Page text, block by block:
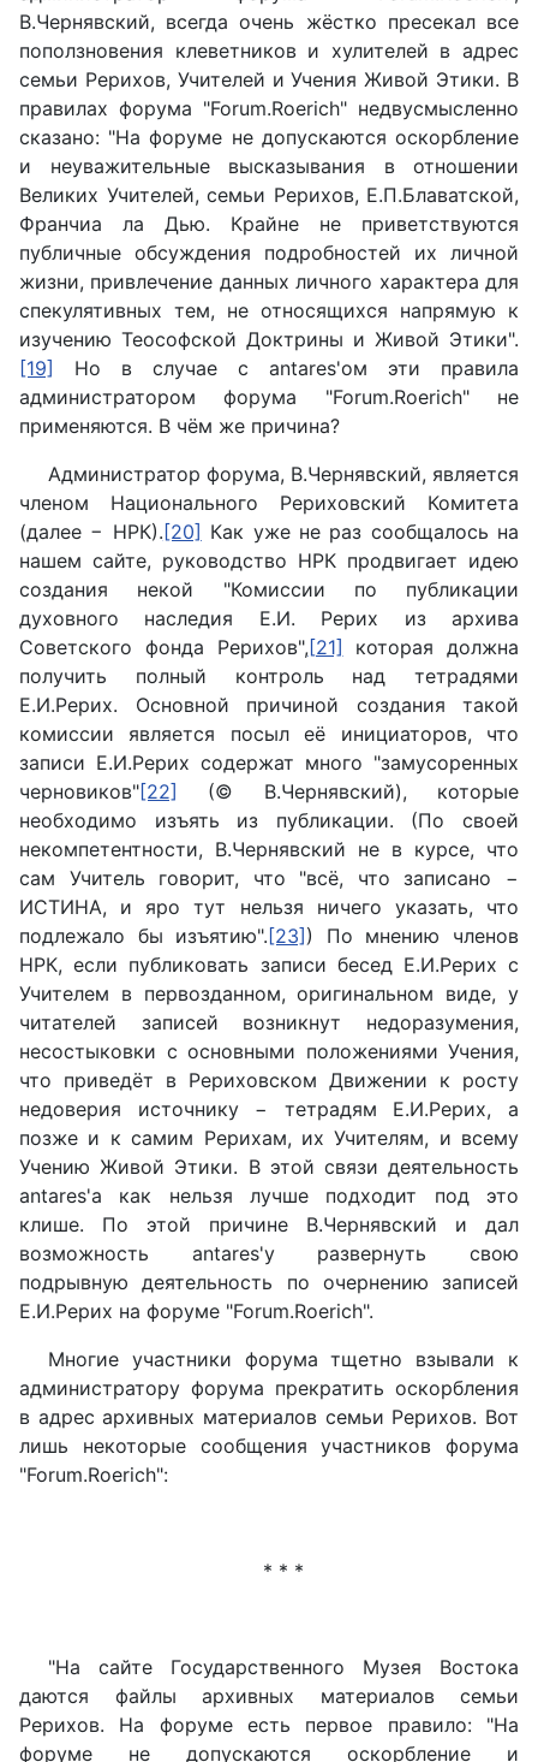
В.Чернявский, всегда очень жёстко пресекал все
поползновения клеветников и хулителей в адрес
семьи Рерихов, Учителей и Учения Живой Этики. В
правилах форума "Forum.Roerich" недвусмысленно
сказано: "На форуме не допускаются оскорбление
и неуважительные высказывания в отношении
Великих Учителей, семьи Рерихов, Е.П.Блаватской,
Франчиа ла Дью. Крайне не приветствуются
публичные обсуждения подробностей их личной
жизни, привлечение данных личного характера для
спекулятивных тем, не относящихся напрямую к
изучению Теософской Доктрины и Живой Этики".
[19]
Но в случае с antares'ом эти правила
администратором форума "Forum.Roerich" не
применяются. В чём же причина?
Администратор форума, В.Чернявский, является
членом Национального Рериховский Комитета
(далее − НРК). [20] Как уже не раз сообщалось на
нашем сайте, руководство НРК продвигает идею
создания некой "Комиссии по публикации
духовного наследия Е.И. Рерих из архива
Советского фонда Рерихов", [21]
которая должна
получить полный контроль над тетрадями
Е.И.Рерих. Основной причиной создания такой
комиссии является посыл её инициаторов, что
записи Е.И.Рерих содержат много "замусоренных
черновиков"[22]
(© В.Чернявский), которые
необходимо изъять из публикации. (По своей
некомпетентности, В.Чернявский не в курсе, что
сам Учитель говорит, что "всё, что записано −
ИСТИНА, и яро тут нельзя ничего указать, что
подлежало бы изъятию". [23] ) По мнению членов
НРК, если публиковать записи бесед Е.И.Рерих с
Учителем в первозданном, оригинальном виде, у
читателей записей возникнут недоразумения,
несостыковки с основными положениями Учения,
что приведёт в Рериховском Движении к росту
недоверия источнику − тетрадям Е.И.Рерих, а
позже и к самим Рерихам, их Учителям, и всему
Учению Живой Этики. В этой связи деятельность
antares'а как нельзя лучше подходит под это
клише. По этой причине В.Чернявский и дал
возможность antares'у развернуть свою
подрывную деятельность по очернению записей
Е.И.Рерих на форуме "Forum.Roerich".
Многие участники форума тщетно взывали к
администратору форума прекратить оскорбления
в адрес архивных материалов семьи Рерихов. Вот
лишь некоторые сообщения участников форума
"Forum.Roerich":
* * *
"На сайте Государственного Музея Востока
даются файлы архивных материалов семьи
Рерихов. На форуме есть первое правило: "На
форуме не допускаются оскорбление и